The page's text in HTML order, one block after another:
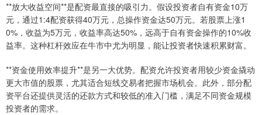
**放大收益空间**是配资最直接的吸引力。假设投资者自有资金10万
元，通过1:4配资获得40万元，总操作资金达50万元。若股票上涨1
0%，收益为5万元，收益率高达50%，远高于自有资金操作的10%收
益率。这种杠杆效应在牛市中尤为明显，能让投资者快速积累财富。
**资金使用效率提升**是另一大优势。配资允许投资者用较少资金撬动
更大市值的股票，尤其适合短线交易者把握市场机会。此外，部分配
资平台还提供灵活的还款方式和较低的准入门槛，满足不同资金规模
投资者的需求。